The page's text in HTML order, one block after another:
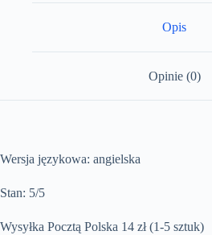
Opis
Opinie (0)
Wersja językowa: angielska
Stan: 5/5
Wysyłka Pocztą Polska 14 zł (1-5 sztuk)